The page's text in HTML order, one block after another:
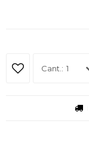
1